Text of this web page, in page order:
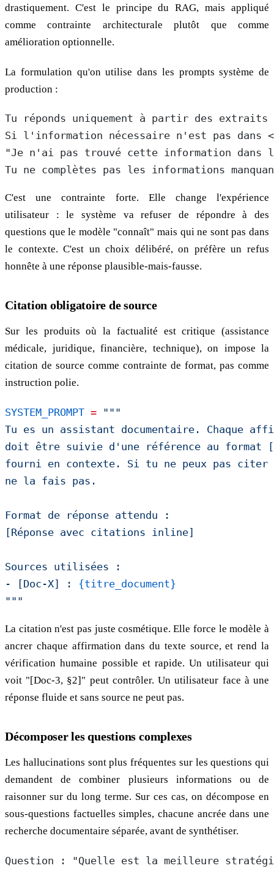
drastiquement. C'est le principe du RAG, mais appliqué
comme contrainte architecturale plutôt que comme
amélioration optionnelle.
La formulation qu'on utilise dans les prompts système de
production :
Tu réponds uniquement à partir des
Si l'information nécessaire n'est pas dans
"Je n'ai pas trouvé cette information dans
Tu ne complètes pas les informations
C'est une contrainte forte. Elle change l'expérience
utilisateur : le système va refuser de répondre à des
questions que le modèle "connaît" mais qui ne sont pas dans
le contexte. C'est un choix délibéré, on préfère un refus
honnête à une réponse plausible-mais-fausse.
Citation obligatoire de source
Sur les produits où la factualité est critique (assistance
médicale, juridique, financière, technique), on impose la
citation de source comme contrainte de format, pas comme
instruction polie.
SYSTEM_PROMPT = """
Tu es un assistant documentaire. Chaque
doit être suivie d'une référence au
fourni en contexte. Si tu ne peux pas citer
ne la fais pas.
Format de réponse attendu :
[Réponse avec citations inline]
Sources utilisées :
- [Doc-X] : {titre_document}
"""
La citation n'est pas juste cosmétique. Elle force le modèle à
ancrer chaque affirmation dans du texte source, et rend la
vérification humaine possible et rapide. Un utilisateur qui
voit "[Doc-3, §2]" peut contrôler. Un utilisateur face à une
réponse fluide et sans source ne peut pas.
Décomposer les questions complexes
Les hallucinations sont plus fréquentes sur les questions qui
demandent de combiner plusieurs informations ou de
raisonner sur du long terme. Sur ces cas, on décompose en
sous-questions factuelles simples, chacune ancrée dans une
recherche documentaire séparée, avant de synthétiser.
Question : "Quelle est la meilleure